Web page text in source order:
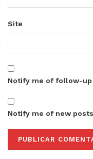
Site
Notify me of follow-
Notify me of new